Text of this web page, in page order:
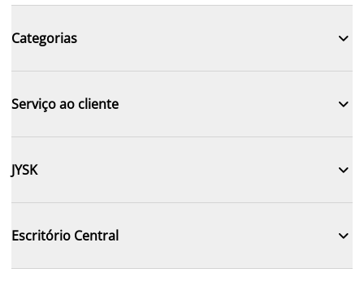
Categorias 
Serviço ao cliente 
JYSK 
Escritório Central 